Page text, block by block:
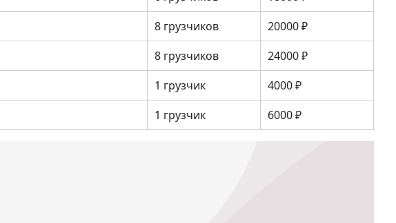
8 грузчиков
20000 ₽
8 грузчиков
24000 ₽
1 грузчик
4000 ₽
1 грузчик 6000 ₽